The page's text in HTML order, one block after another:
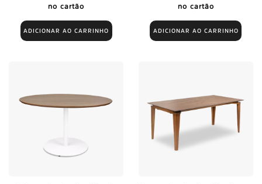
ADICIONAR AO CARRINHO
no cartão
ADICIONAR AO CARRINHO
no cartão